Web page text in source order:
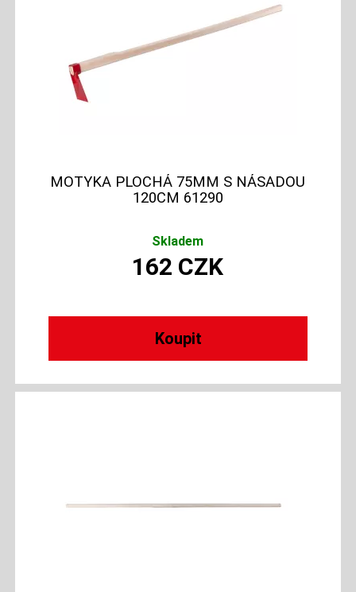
MOTYKA PLOCHÁ 75MM S NÁSADOU
120CM 61290
Skladem
162 CZK